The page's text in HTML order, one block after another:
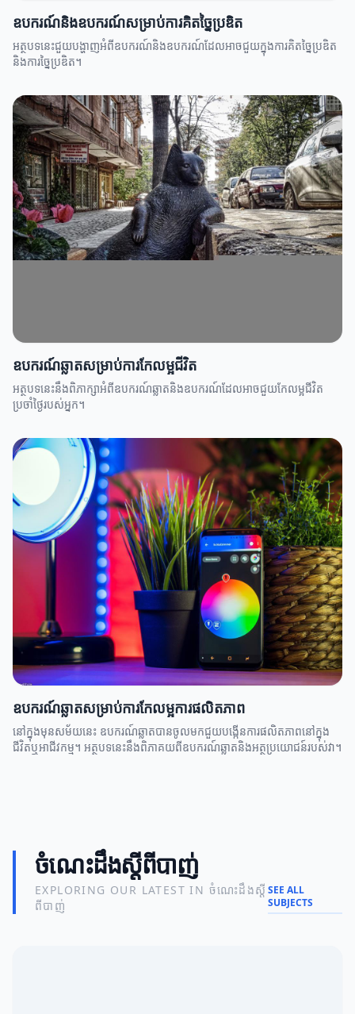
ឧបករណ៍និងឧបករណ៍សម្រាប់ការគិតច្នៃប្រឌិត
អត្ថបទនេះជួយបង្ហាញអំពីឧបករណ៍និងឧបករណ៍ដែលអាចជួយក្នុងការគិតច្នៃប្រឌិត
និងការច្នៃប្រឌិត។
ឧបករណ៍ឆ្លាតសម្រាប់ការកែលម្អជីវិត
អត្ថបទនេះនឹងពិភាក្សាអំពីឧបករណ៍ឆ្លាតនិងឧបករណ៍ដែលអាចជួយកែលម្អជីវិត
ប្រចាំថ្ងៃរបស់អ្នក។
ឧបករណ៍ឆ្លាតសម្រាប់ការកែលម្អការផលិតភាព
នៅក្នុងមុនសម័យនេះ ឧបករណ៍ឆ្លាតបានចូលមកជួយបង្កើនការផលិតភាពនៅក្នុង
ជីវិតឬអាជីវកម្ម។ អត្ថបទនេះនឹងពិភាគយពីឧបករណ៍ឆ្លាតនិងអត្ថប្រយោជន៍របស់វា។
ចំណេះដឹងស្តីពីបាញ់
EXPLORING OUR LATEST IN ចំណេះដឹងស្តី
ពីបាញ់
SEE ALL
SUBJECTS